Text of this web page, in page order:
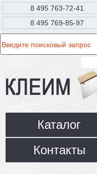
8 495 763-72-41
8 495 769-85-97
Каталог
Контакты